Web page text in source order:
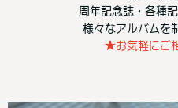
周年記念誌・各種
様々なアルバムを
★お気軽にご